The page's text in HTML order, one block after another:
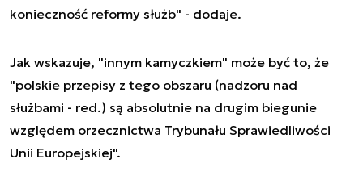
konieczność reformy służb" - dodaje.
Jak wskazuje, "innym kamyczkiem" może być to, że
"polskie przepisy z tego obszaru (nadzoru nad
służbami - red.) są absolutnie na drugim biegunie
względem orzecznictwa Trybunału Sprawiedliwości
Unii Europejskiej".